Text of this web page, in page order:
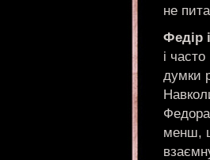
не
Федір
і
думки
Федора
менш,